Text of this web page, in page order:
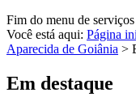
Fim do menu de serviços
Você está aqui: Página
Aparecida de Goiânia >
Em destaque